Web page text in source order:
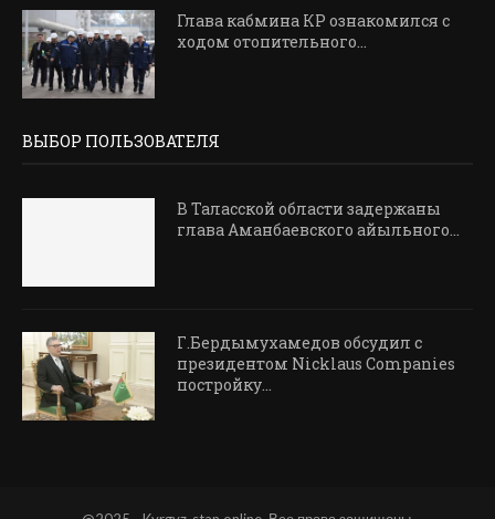
Глава кабмина КР ознакомился с
ходом отопительного...
ВЫБОР ПОЛЬЗОВАТЕЛЯ
В Таласской области задержаны
глава Аманбаевского айыльного...
Г.Бердымухамедов обсудил с
президентом Nicklaus Companies
постройку...